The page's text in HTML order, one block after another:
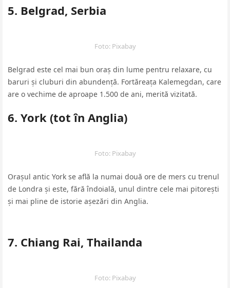
5. Belgrad, Serbia
Foto: Pixabay
Belgrad este cel mai bun oraș din lume pentru relaxare, cu
baruri și cluburi din abundență. Fortăreața Kalemegdan, care
are o vechime de aproape 1.500 de ani, merită vizitată.
6. York (tot în Anglia)
Foto: Pixabay
Orașul antic York se află la numai două ore de mers cu trenul
de Londra și este, fără îndoială, unul dintre cele mai pitorești
și mai pline de istorie așezări din Anglia.
7. Chiang Rai, Thailanda
Foto: Pixabay